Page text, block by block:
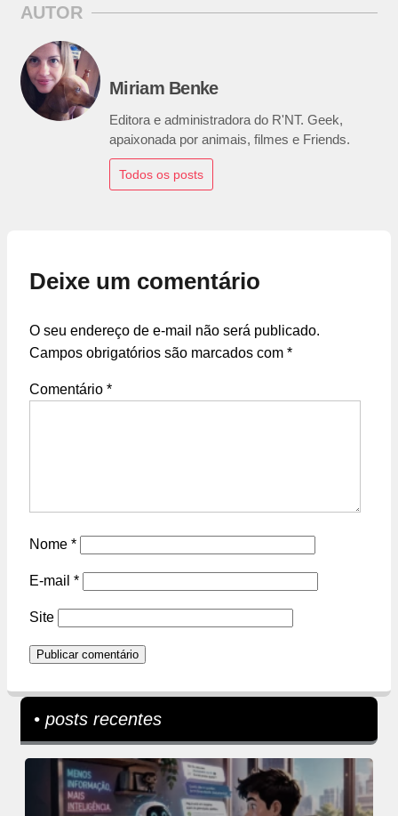
AUTOR
Miriam Benke
Editora e administradora do R'NT. Geek,
apaixonada por animais, filmes e Friends.
Todos os posts
Deixe um comentário
O seu endereço de e-mail não será publicado.
Campos obrigatórios são marcados com *
Comentário *
Nome *
E-mail *
Site
• posts recentes